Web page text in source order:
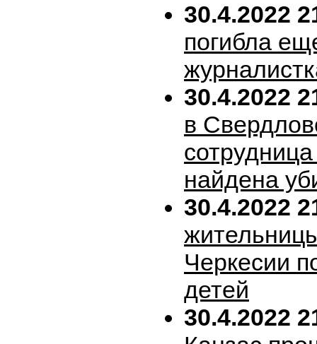
30.4.2022
погибла
30.4.2022
в
найдена
30.4.2022
Черкесии
детей
30.4.2022